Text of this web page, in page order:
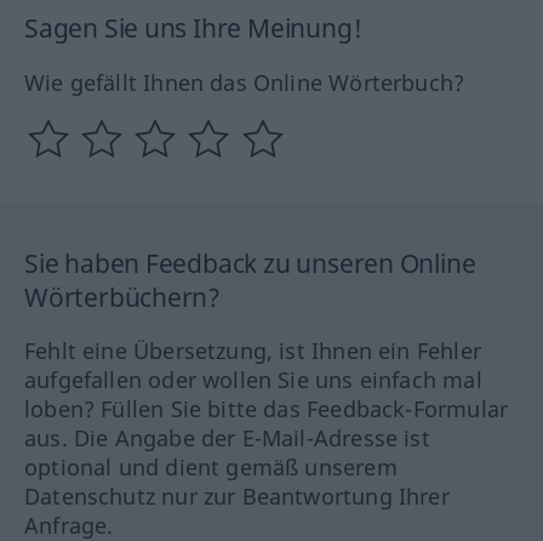
Sagen Sie uns Ihre Meinung!
Wie gefällt Ihnen das Online Wörterbuch?
Sie haben Feedback zu unseren Online
Wörterbüchern?
Fehlt eine Übersetzung, ist Ihnen ein Fehler
aufgefallen oder wollen Sie uns einfach mal
loben? Füllen Sie bitte das Feedback-Formular
aus. Die Angabe der E-Mail-Adresse ist
optional und dient gemäß unserem
Datenschutz nur zur Beantwortung Ihrer
Anfrage.